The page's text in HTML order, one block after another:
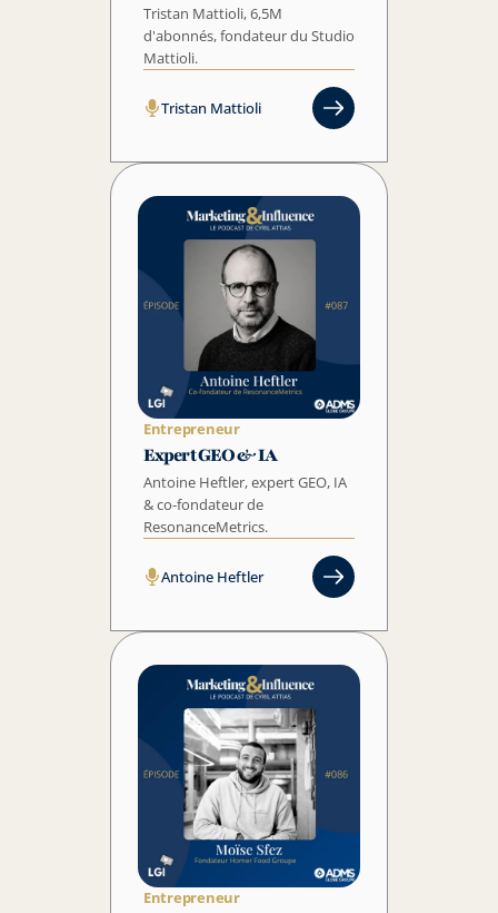
Tristan Mattioli, 6,5M
d'abonnés, fondateur du Studio
Mattioli.
Tristan Mattioli
Entrepreneur
Expert GEO & IA
Antoine Heftler, expert GEO, IA
& co-fondateur de
Antoine Heftler
Entrepreneur